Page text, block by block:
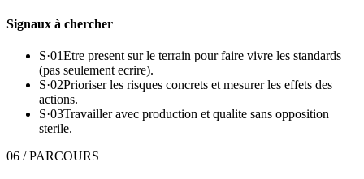
Signaux à chercher
S·01Etre present sur le terrain pour faire vivre les standards
(pas seulement ecrire).
S·02Prioriser les risques concrets et mesurer les effets des
actions.
S·03Travailler avec production et qualite sans opposition
sterile.
06 / PARCOURS